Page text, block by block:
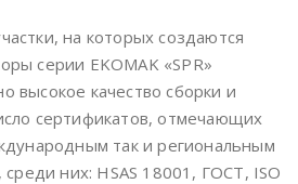
на которых создаются
серии EKOMAK «SPR»
высокое качество сборки и
сертификатов, отмечающих
так и региональным
среди них: HSAS 18001, ГОСТ, ISO